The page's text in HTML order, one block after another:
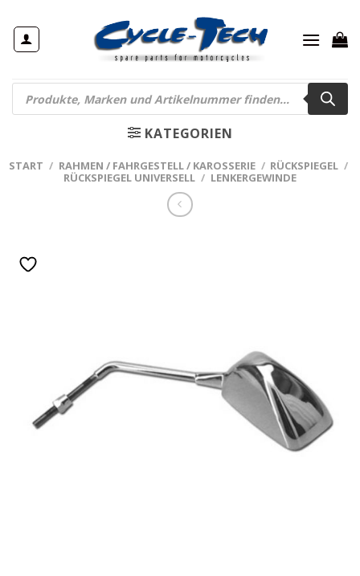
Inhalt
springen
Products
search
KATEGORIEN
START / RAHMEN / FAHRGESTELL / KAROSSERIE / RÜCKSPIEGEL /
RÜCKSPIEGEL UNIVERSELL / LENKERGEWINDE